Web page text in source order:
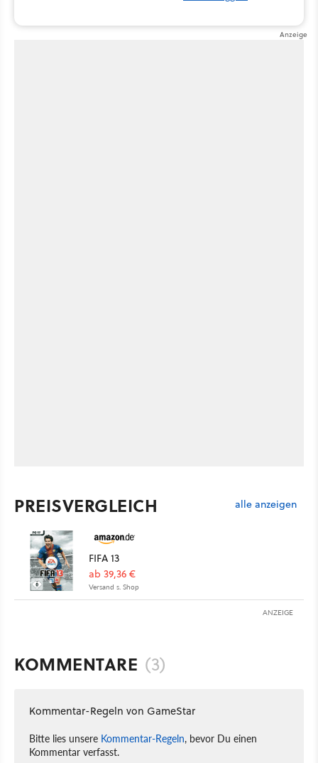
PREISVERGLEICH alle anzeigen
FIFA 13
ab 39,36 €
Versand s. Shop
ANZEIGE
KOMMENTARE (3)
Kommentar-Regeln von GameStar
Bitte lies unsere Kommentar-Regeln, bevor Du einen
Kommentar verfasst.